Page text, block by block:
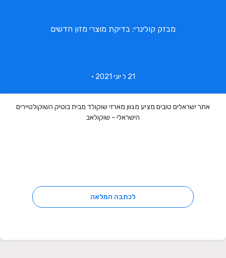
מבזק קולינרי: בדיקת מוצרי מזון חדשים
אתר ישראלים טובים מציע מגוון מארזי שוקולד מבית בוטיק השוקולטיירים
הישראלי - שוקולאב
לכתבה המלאה